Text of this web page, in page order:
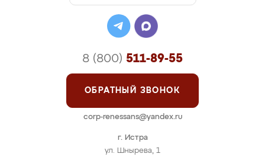
г. Истра
ул. Шнырева, 1
8 (800) 511-89-55
ОБРАТНЫЙ ЗВОНОК
corp-renessans@yandex.ru